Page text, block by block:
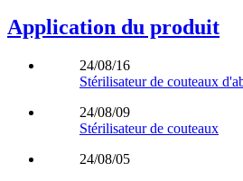
Application du produit
24/08/16
Stérilisateur de couteaux
24/08/09
Stérilisateur de couteaux
24/08/05